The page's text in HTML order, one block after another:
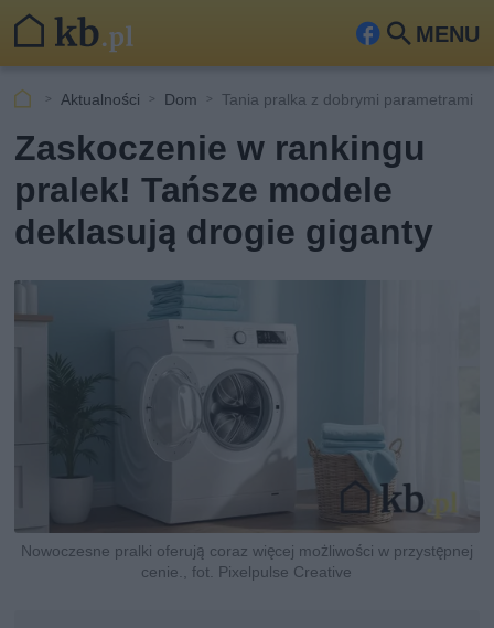
MENU
Fa
ook
Szu
Aktualności Dom Tania pralka z dobrymi parametrami
Zaskoczenie w rankingu
pralek! Tańsze modele
deklasują drogie giganty
Nowoczesne pralki oferują coraz więcej możliwości w przystępnej
cenie., fot. Pixelpulse Creative